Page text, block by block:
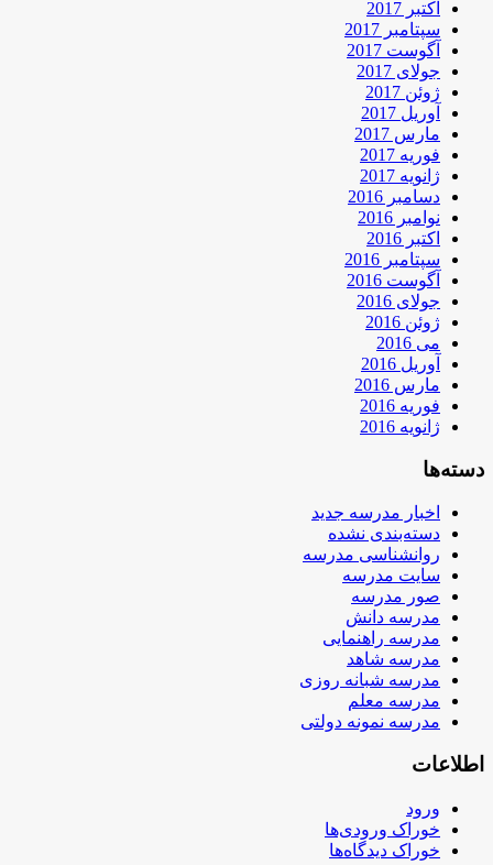
اکتبر 2017
سپتامبر 2017
آگوست 2017
جولای 2017
ژوئن 2017
آوریل 2017
مارس 2017
فوریه 2017
ژانویه 2017
دسامبر 2016
نوامبر 2016
اکتبر 2016
سپتامبر 2016
آگوست 2016
جولای 2016
ژوئن 2016
می 2016
آوریل 2016
مارس 2016
فوریه 2016
ژانویه 2016
دسته‌ها
اخبار مدرسه جدید
دسته‌بندی نشده
روانشناسی مدرسه
سایت مدرسه
صور مدرسه
مدرسه دانش
مدرسه راهنمایی
مدرسه شاهد
مدرسه شبانه روزی
مدرسه معلم
مدرسه نمونه دولتی
اطلاعات
ورود
خوراک ورودی‌ها
خوراک دیدگاه‌ها